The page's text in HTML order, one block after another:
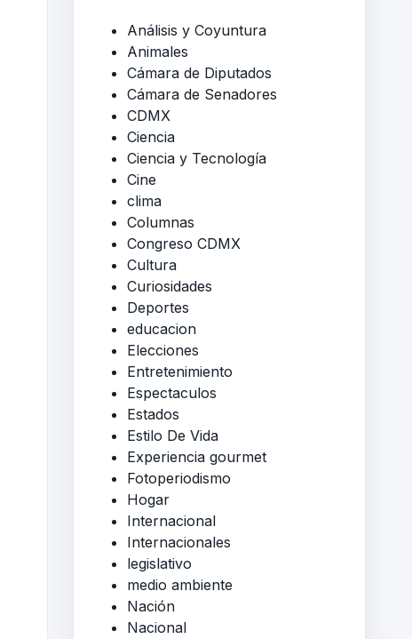
Análisis y Coyuntura
Animales
Cámara de Diputados
Cámara de Senadores
CDMX
Ciencia
Ciencia y Tecnología
Cine
clima
Columnas
Congreso CDMX
Cultura
Curiosidades
Deportes
educacion
Elecciones
Entretenimiento
Espectaculos
Estados
Estilo De Vida
Experiencia gourmet
Fotoperiodismo
Hogar
Internacional
Internacionales
legislativo
medio ambiente
Nación
Nacional